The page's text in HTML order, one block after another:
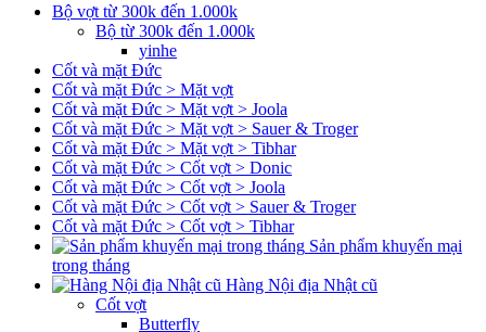
Bộ vợt từ 300k đến 1.000k
Bộ từ 300k đến 1.000k
yinhe
Cốt và mặt Đức
Cốt và mặt Đức > Mặt vợt
Cốt và mặt Đức > Mặt vợt > Joola
Cốt và mặt Đức > Mặt vợt > Sauer & Troger
Cốt và mặt Đức > Mặt vợt > Tibhar
Cốt và mặt Đức > Cốt vợt > Donic
Cốt và mặt Đức > Cốt vợt > Joola
Cốt và mặt Đức > Cốt vợt > Sauer & Troger
Cốt và mặt Đức > Cốt vợt > Tibhar
Sản phẩm khuyến mại
trong tháng
Hàng Nội địa Nhật cũ
Cốt vợt
Butterfly